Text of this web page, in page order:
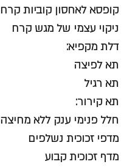
קופסא לאחסון קוביות קרח
ניקוי עצמי של מגש קרח
דלת מקפיא:
תא לפיצה
תא רגיל
תא קירור:
חלל פנימי ענק ללא מחיצה
מדפי זכוכית נשלפים
מדף זכוכית קבוע